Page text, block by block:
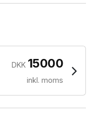
DKK 15000
inkl. moms